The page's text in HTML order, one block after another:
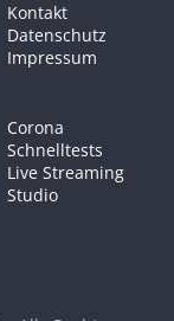
Kontakt
Datenschutz
Impressum
Corona
Schnelltests
Live Streaming
Studio